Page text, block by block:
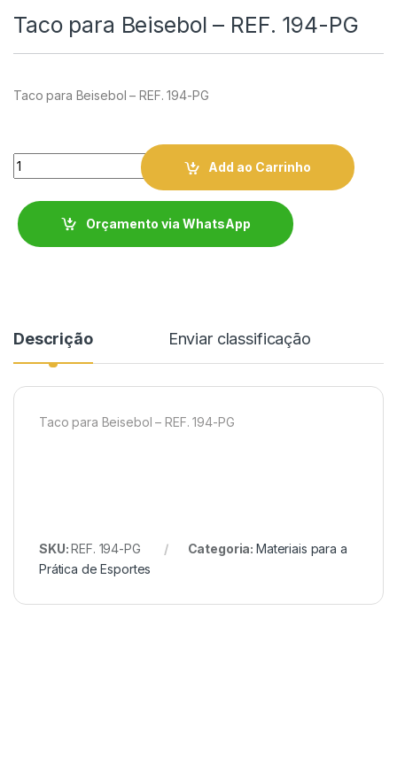
Taco para Beisebol – REF. 194-PG
Taco para Beisebol – REF. 194-PG
Quantity
Add ao Carrinho
Orçamento via WhatsApp
Descrição Enviar classificação
Taco para Beisebol – REF. 194-PG
SKU:REF. 194-PG Categoria: Materiais para a
Prática de Esportes